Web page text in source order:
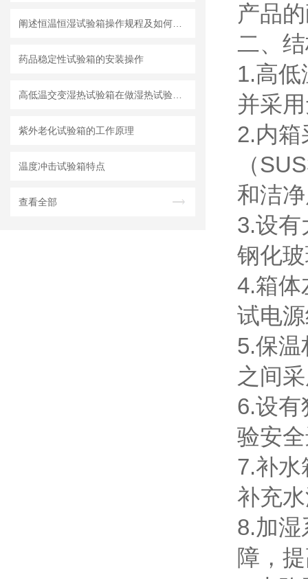
药品稳定性试验箱的安装操作
紫外老化试验箱的工作原理
温度冲击试验箱特点
查看全部
产品
二、
1.高
并采
2.内箱
（
和洁
3.设
钢化
4.箱体
试电
5.保温
之间
6.设
验安
7.补
补充
8.加
障，